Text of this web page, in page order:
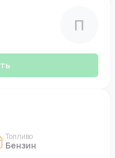
П
Топливо
Бензин